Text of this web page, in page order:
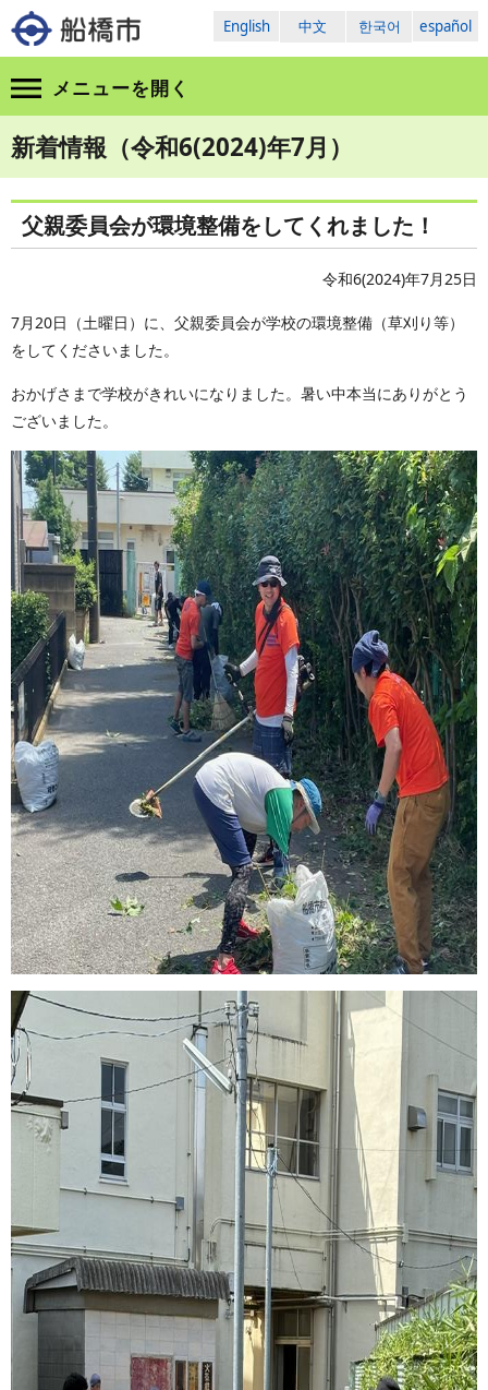
English 中文 한국어 español
メニューを開く
新着情報（令和6(2024)年7月）
父親委員会が環境整備をしてくれました！
令和6(2024)年7月25日
7月20日（土曜日）に、父親委員会が学校の環境整備（草刈り等）
をしてくださいました。
おかげさまで学校がきれいになりました。暑い中本当にありがとう
ございました。